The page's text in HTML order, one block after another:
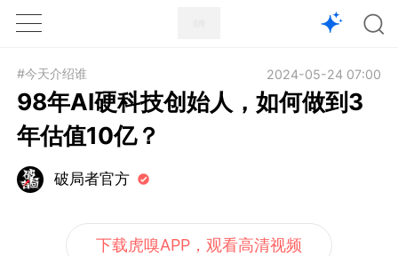
1X
#今天介绍谁 2024-05-24 07:00
98年AI硬科技创始人，如何做到3
年估值10亿？
破局者官方
下载虎嗅APP，观看高清视频